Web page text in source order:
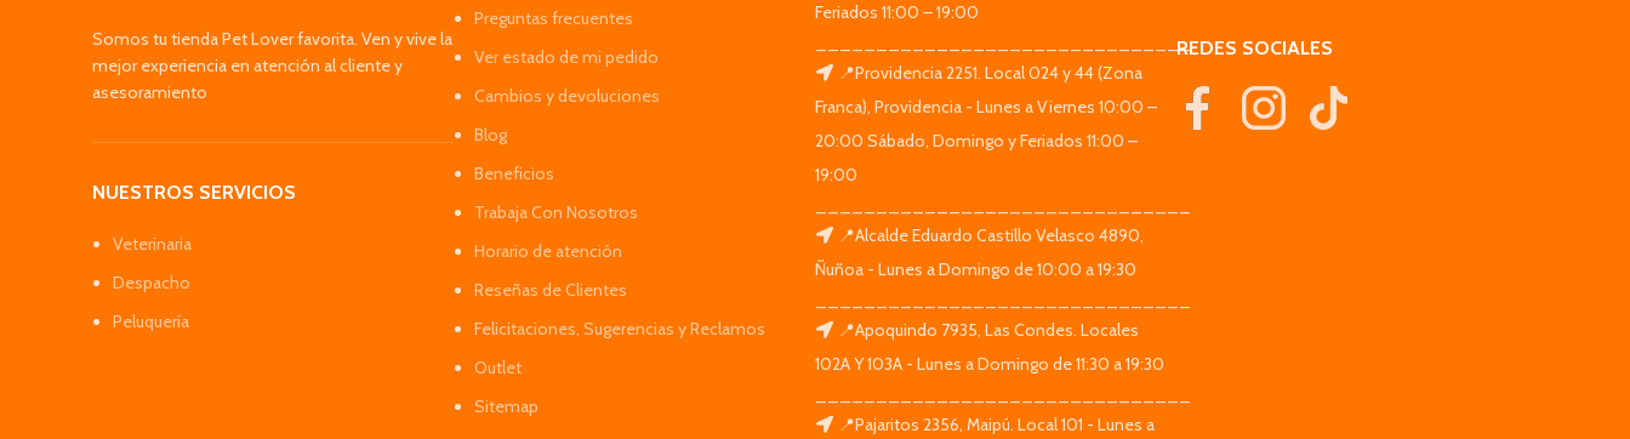
Somos tu tienda Pet Lover favorita. Ven y vive la
mejor experiencia en atención al cliente y
asesoramiento
NUESTROS SERVICIOS
Veterinaria
Despacho
Peluquería
Preguntas frecuentes
Ver estado de mi pedido
Cambios y devoluciones
Blog
Beneficios
Trabaja Con Nosotros
Horario de atención
Reseñas de Clientes
Felicitaciones, Sugerencias y Reclamos
Outlet
Sitemap
Feriados 11:00 – 19:00
_______________________________
📍Providencia 2251. Local 024 y 44 (Zona
Franca), Providencia - Lunes a Viernes 10:00 –
20:00 Sábado, Domingo y Feriados 11:00 –
19:00
📍Alcalde Eduardo Castillo Velasco 4890,
Ñuñoa - Lunes a Domingo de 10:00 a 19:30
📍Apoquindo 7935, Las Condes. Locales
102A Y 103A - Lunes a Domingo de 11:30 a 19:30
📍Pajaritos 2356, Maipú. Local 101 - Lunes a
REDES SOCIALES